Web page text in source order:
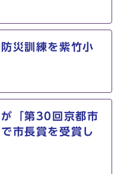
災訓練を紫竹小
「第30回京都市
市長賞を受賞し